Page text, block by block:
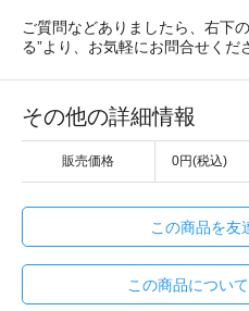
ご質問などありましたら、右下
る”より、お気軽にお問合せくだ
その他の詳細情報
販売価格 0円(税込)
この商品を友
この商品につい